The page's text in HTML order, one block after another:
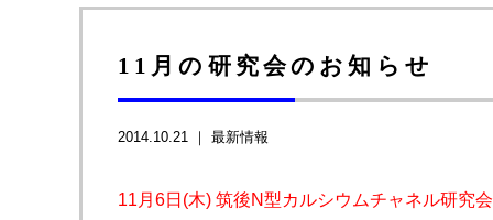
11月の研究会のお知らせ
2014.10.21 ｜ 最新情報
11月6日(木) 筑後N型カルシウムチャネル研究会